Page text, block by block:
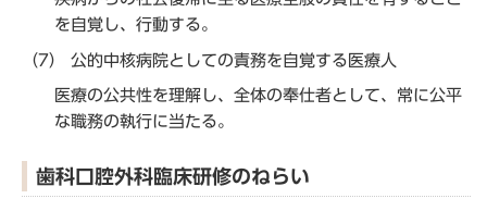
を自覚し、行動する。
（7） 公的中核病院としての責務を自覚する医療人
医療の公共性を理解し、全体の奉仕者として、常に公平
な職務の執行に当たる。
歯科口腔外科臨床研修のねらい